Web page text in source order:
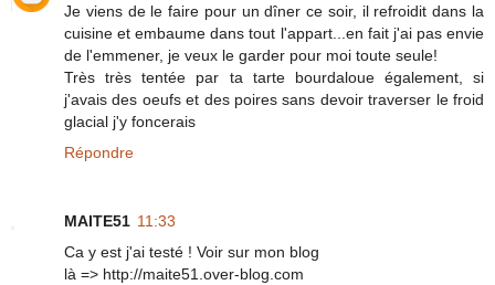
Je viens de le faire pour un dîner ce soir, il refroidit dans la
cuisine et embaume dans tout l'appart...en fait j'ai pas envie
de l'emmener, je veux le garder pour moi toute seule!
Très très tentée par ta tarte bourdaloue également, si
j'avais des oeufs et des poires sans devoir traverser le froid
glacial j'y foncerais
Répondre
MAITE51 11:33
Ca y est j'ai testé ! Voir sur mon blog
là => http://maite51.over-blog.com